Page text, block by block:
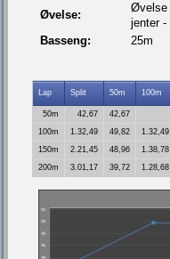
Øvelse:
Øvelse
jenter
Basseng:
25m
Lap Split 50m 100m
50m 42,67
42,67
100m
1.32,49 49,82
1.32,49
150m
2.21,45 48,96
1.38,78
200m
3.01,17 39,72 1.28,68